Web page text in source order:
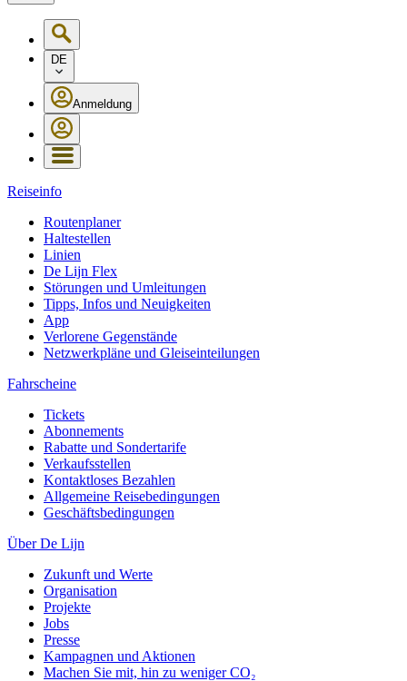
DE
Anmeldung
Reiseinfo
Routenplaner
Haltestellen
Linien
De Lijn Flex
Störungen und Umleitungen
Tipps, Infos und Neuigkeiten
App
Verlorene Gegenstände
Netzwerkpläne und Gleiseinteilungen
Fahrscheine
Tickets
Abonnements
Rabatte und Sondertarife
Verkaufsstellen
Kontaktloses Bezahlen
Allgemeine Reisebedingungen
Geschäftsbedingungen
Über De Lijn
Zukunft und Werte
Organisation
Projekte
Jobs
Presse
Kampagnen und Aktionen
Machen Sie mit, hin zu weniger CO₂